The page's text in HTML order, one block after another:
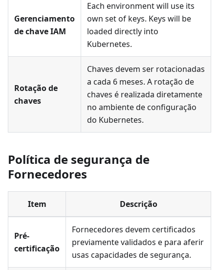
Gerenciamento
de chave IAM
Each environment will use its
own set of keys. Keys will be
loaded directly into
Kubernetes.
Rotação de
chaves
Chaves devem ser rotacionadas
a cada 6 meses. A rotação de
chaves é realizada diretamente
no ambiente de configuração
do Kubernetes.
Política de segurança de
Fornecedores
Item Descrição
Pré-
certificação
Fornecedores devem certificados
previamente validados e para aferir
usas capacidades de segurança.